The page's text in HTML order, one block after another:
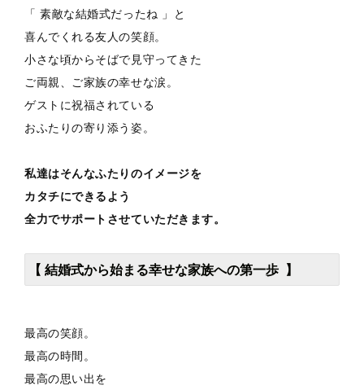
「 素敵な結婚式だったね 」と
喜んでくれる友人の笑顔。
小さな頃からそばで見守ってきた
ご両親、ご家族の幸せな涙。
ゲストに祝福されている
おふたりの寄り添う姿。
私達はそんなふたりのイメージを
カタチにできるよう
全力でサポートさせていただきます。
【 結婚式から始まる幸せな家族への第一歩 】
最高の笑顔。
最高の時間。
最高の思い出を